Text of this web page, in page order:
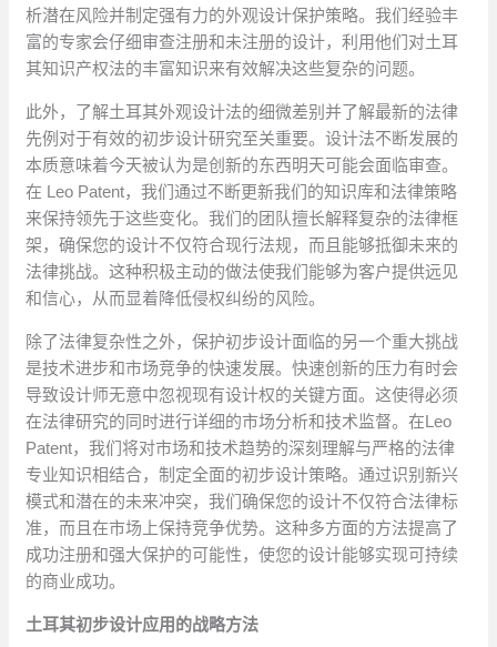
析潜在风险并制定强有力的外观设计保护策略。我们经验丰
富的专家会仔细审查注册和未注册的设计，利用他们对土耳
其知识产权法的丰富知识来有效解决这些复杂的问题。
此外，了解土耳其外观设计法的细微差别并了解最新的法律
先例对于有效的初步设计研究至关重要。设计法不断发展的
本质意味着今天被认为是创新的东西明天可能会面临审查。
在 Leo Patent，我们通过不断更新我们的知识库和法律策略
来保持领先于这些变化。我们的团队擅长解释复杂的法律框
架，确保您的设计不仅符合现行法规，而且能够抵御未来的
法律挑战。这种积极主动的做法使我们能够为客户提供远见
和信心，从而显着降低侵权纠纷的风险。
除了法律复杂性之外，保护初步设计面临的另一个重大挑战
是技术进步和市场竞争的快速发展。快速创新的压力有时会
导致设计师无意中忽视现有设计权的关键方面。这使得必须
在法律研究的同时进行详细的市场分析和技术监督。在Leo
Patent，我们将对市场和技术趋势的深刻理解与严格的法律
专业知识相结合，制定全面的初步设计策略。通过识别新兴
模式和潜在的未来冲突，我们确保您的设计不仅符合法律标
准，而且在市场上保持竞争优势。这种多方面的方法提高了
成功注册和强大保护的可能性，使您的设计能够实现可持续
的商业成功。
土耳其初步设计应用的战略方法